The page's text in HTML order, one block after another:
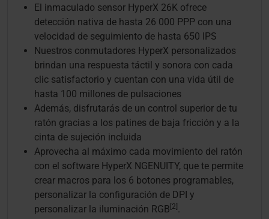
El inmaculado sensor HyperX 26K ofrece
detección nativa de hasta 26 000 PPP con una
velocidad de seguimiento de hasta 650 IPS
Nuestros conmutadores HyperX personalizados
brindan una respuesta táctil y sonora con cada
clic satisfactorio y cuentan con una vida útil de
hasta 100 millones de pulsaciones
Además, disfrutarás de un control superior de tu
ratón gracias a los patines de baja fricción y a la
cinta de sujeción incluida
Aprovecha al máximo cada movimiento del ratón
con el software HyperX NGENUITY, que te permite
crear macros para los 6 botones programables,
personalizar la configuración de DPI y
personalizar la iluminación RGB [2] .